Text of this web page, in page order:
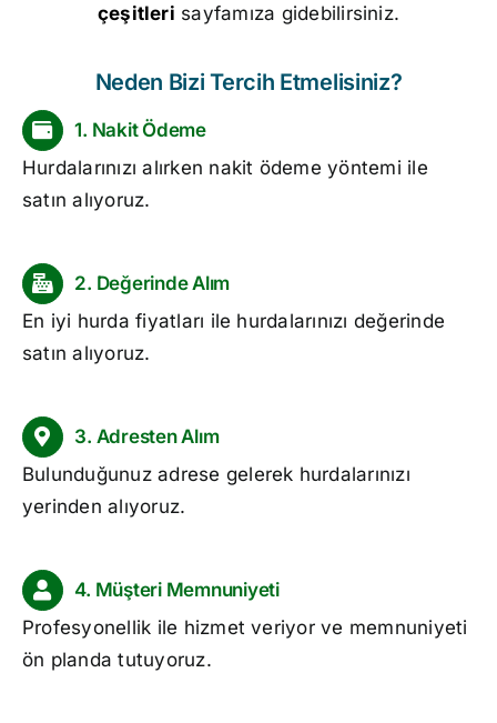
çeşitleri sayfamıza gidebilirsiniz.
Neden Bizi Tercih Etmelisiniz?
1. Nakit Ödeme
Hurdalarınızı alırken nakit ödeme yöntemi ile
satın alıyoruz.
2. Değerinde Alım
En iyi hurda fiyatları ile hurdalarınızı değerinde
satın alıyoruz.
3. Adresten Alım
Bulunduğunuz adrese gelerek hurdalarınızı
yerinden alıyoruz.
4. Müşteri Memnuniyeti
Profesyonellik ile hizmet veriyor ve memnuniyeti
ön planda tutuyoruz.